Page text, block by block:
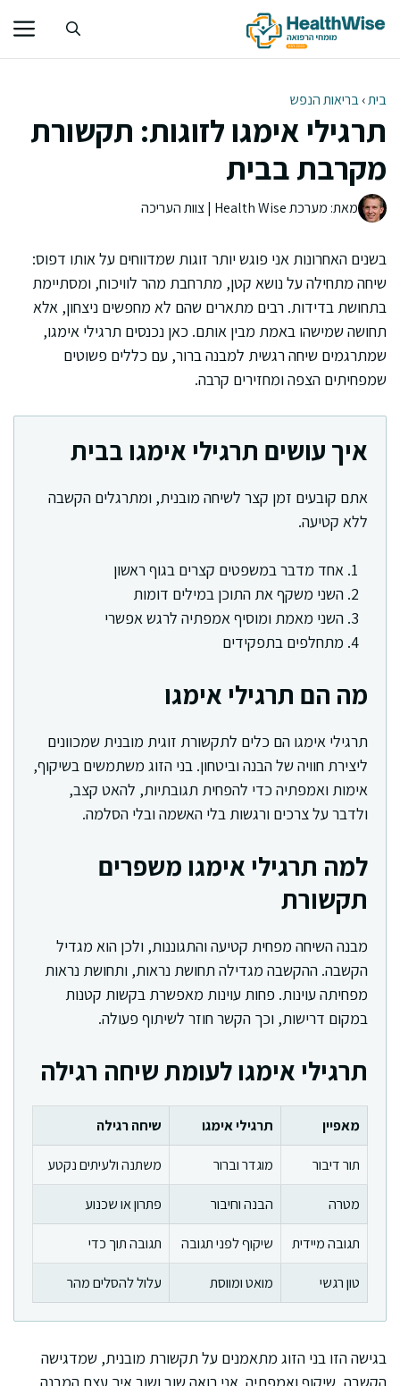
לתוכן
בית›בריאות הנפש
תרגילי אימגו לזוגות: תקשורת
מקרבת בבית
מאת: מערכת Health Wise | צוות העריכה
בשנים האחרונות אני פוגש יותר זוגות שמדווחים על אותו דפוס:
שיחה מתחילה על נושא קטן, מתרחבת מהר לוויכוח, ומסתיימת
בתחושת בדידות. רבים מתארים שהם לא מחפשים ניצחון, אלא
תחושה שמישהו באמת מבין אותם. כאן נכנסים תרגילי אימגו,
שמתרגמים שיחה רגשית למבנה ברור, עם כללים פשוטים
שמפחיתים הצפה ומחזירים קרבה.
איך עושים תרגילי אימגו בבית
אתם קובעים זמן קצר לשיחה מובנית, ומתרגלים הקשבה
ללא קטיעה.
אחד מדבר במשפטים קצרים בגוף ראשון
השני משקף את התוכן במילים דומות
השני מאמת ומוסיף אמפתיה לרגש אפשרי
מתחלפים בתפקידים
מה הם תרגילי אימגו
תרגילי אימגו הם כלים לתקשורת זוגית מובנית שמכוונים
ליצירת חוויה של הבנה וביטחון. בני הזוג משתמשים בשיקוף,
אימות ואמפתיה כדי להפחית תגובתיות, להאט קצב,
ולדבר על צרכים ורגשות בלי האשמה ובלי הסלמה.
למה תרגילי אימגו משפרים
תקשורת
מבנה השיחה מפחית קטיעה והתגוננות, ולכן הוא מגדיל
הקשבה. ההקשבה מגדילה תחושת נראות, ותחושת נראות
מפחיתה עוינות. פחות עוינות מאפשרת בקשות קטנות
במקום דרישות, וכך הקשר חוזר לשיתוף פעולה.
תרגילי אימגו לעומת שיחה רגילה
מאפיין תרגילי אימגו
שיחה רגילה
תור דיבור
מוגדר וברור
משתנה ולעיתים נקטע
מטרה
הבנה וחיבור
פתרון או שכנוע
תגובה מיידית
שיקוף לפני תגובה
תגובה תוך כדי
טון רגשי
מואט ומווסת עלול להסלים מהר
בגישה הזו בני הזוג מתאמנים על תקשורת מובנית, שמדגישה